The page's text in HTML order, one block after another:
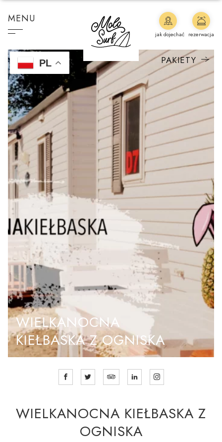
MENU
PL PAKIETY
jak dojechać rezerwacja
WIELKANOCNA
KIEŁBASKA Z OGNISKA
WIELKANOCNA KIEŁBASKA Z
OGNISKA